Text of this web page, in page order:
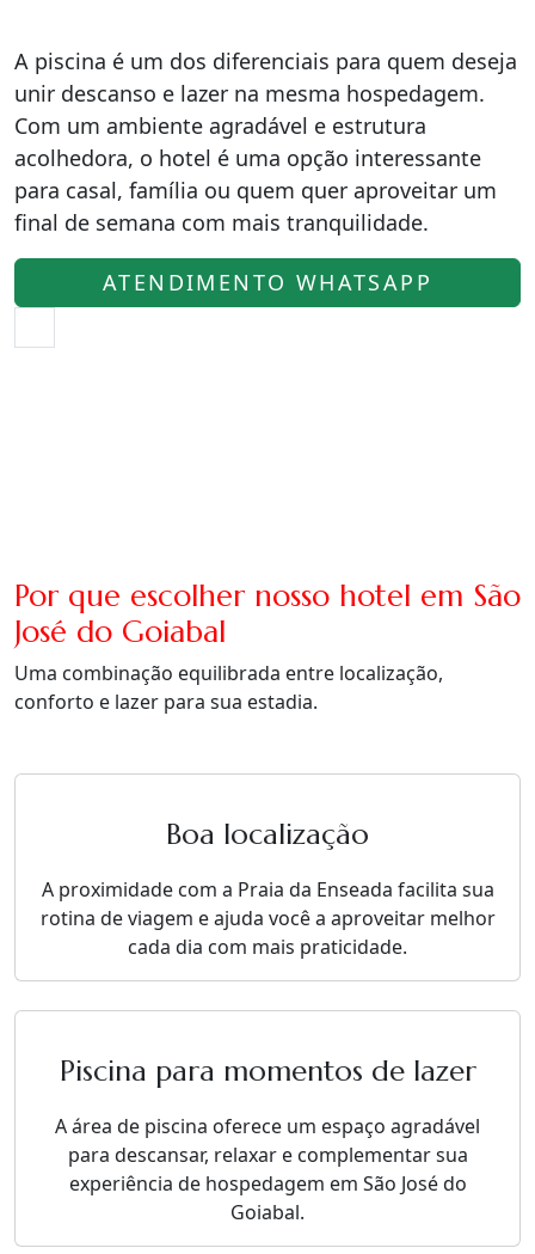
A piscina é um dos diferenciais para quem deseja
unir descanso e lazer na mesma hospedagem.
Com um ambiente agradável e estrutura
acolhedora, o hotel é uma opção interessante
para casal, família ou quem quer aproveitar um
final de semana com mais tranquilidade.
ATENDIMENTO WHATSAPP
Por que escolher nosso hotel em São
José do Goiabal
Uma combinação equilibrada entre localização,
conforto e lazer para sua estadia.
Boa localização
A proximidade com a Praia da Enseada facilita sua
rotina de viagem e ajuda você a aproveitar melhor
cada dia com mais praticidade.
Piscina para momentos de lazer
A área de piscina oferece um espaço agradável
para descansar, relaxar e complementar sua
experiência de hospedagem em São José do
Goiabal.